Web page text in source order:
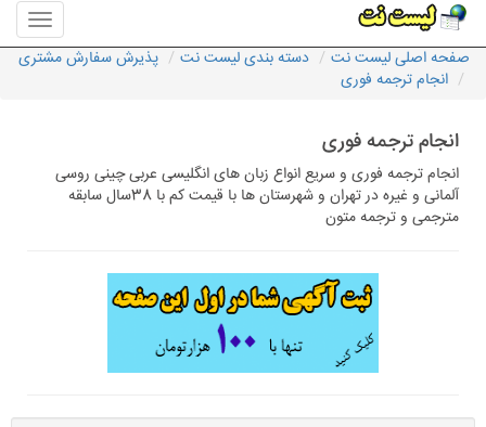
منوی
سایت
لیست
صفحه اصلی لیست نت دسته بندی لیست نت
پذیرش سفارش مشتری
انجام ترجمه فوری
انجام ترجمه فوری
انجام ترجمه فوری و سریع انواع زبان های انگلیسی عربی چینی روسی
آلمانی و غیره در تهران و شهرستان ها با قیمت کم با 38سال سابقه
مترجمی و ترجمه متون